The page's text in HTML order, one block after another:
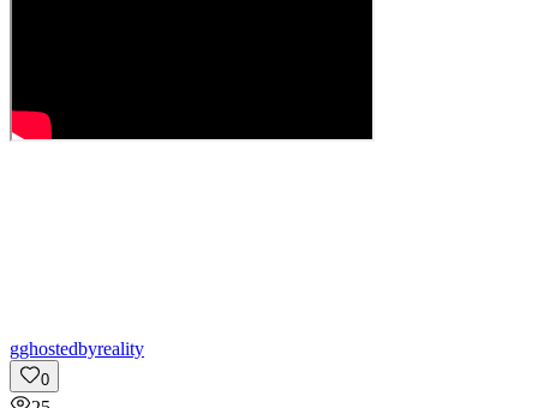
gghostedbyreality
0